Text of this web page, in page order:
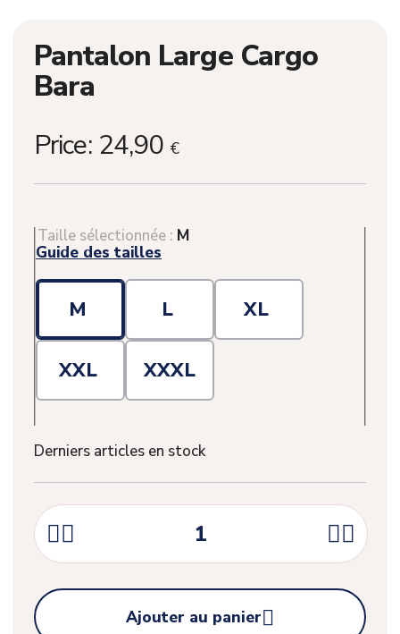
Pantalon Large Cargo
Bara
Price: 24,90 €
Taille sélectionnée : M
Guide des tailles
M L XL
XXL XXXL
Derniers articles en stock
 

Ajouter au panier